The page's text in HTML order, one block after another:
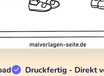
Druckfertig - Direkt